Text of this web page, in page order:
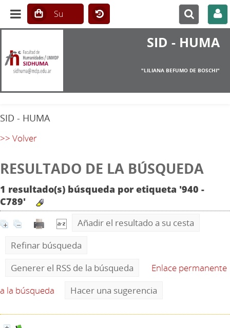
SID - HUMA
"LILIANA BEFUMO DE BOSCHI"
SID - HUMA
>> Volver
RESULTADO DE LA BÚSQUEDA
1 resultado(s) búsqueda por etiqueta '940 -
C789'
Añadir el resultado a su cesta
Refinar búsqueda
Generer el RSS de la búsqueda
Enlace permanente
a la búsqueda
Hacer una sugerencia